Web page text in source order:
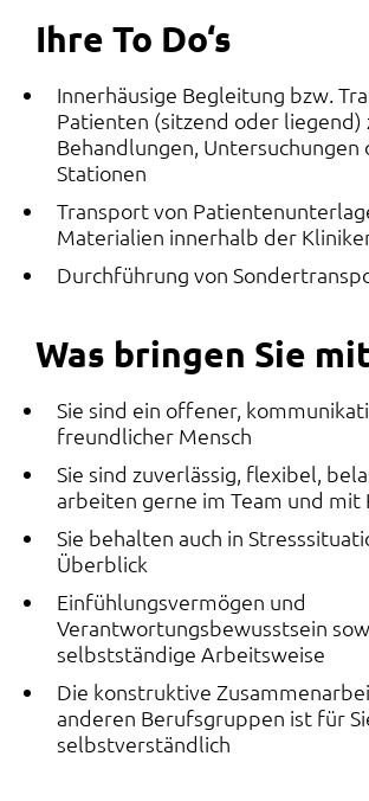
Ihre To Do‘s
Innerhäusige Begleitung bzw.
Patienten (sitzend oder liegend)
Behandlungen, Untersuchungen
Stationen
Transport von
Materialien innerhalb der
Durchführung von
Was bringen Sie
Sie sind ein offener,
freundlicher Mensch
Sie sind zuverlässig, flexibel,
arbeiten gerne im Team und mit
Sie behalten auch in
Überblick
Einfühlungsvermögen und
Verantwortungsbewusstsein
selbstständige Arbeitsweise
Die konstruktive
anderen Berufsgruppen ist für
selbstverständlich